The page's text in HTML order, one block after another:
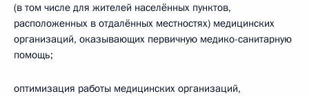
(в том числе для жителей населённых пунктов,
расположенных в отдалённых местностях) медицинских
организаций, оказывающих первичную медико-санитарную
помощь;
оптимизация работы медицинских организаций,